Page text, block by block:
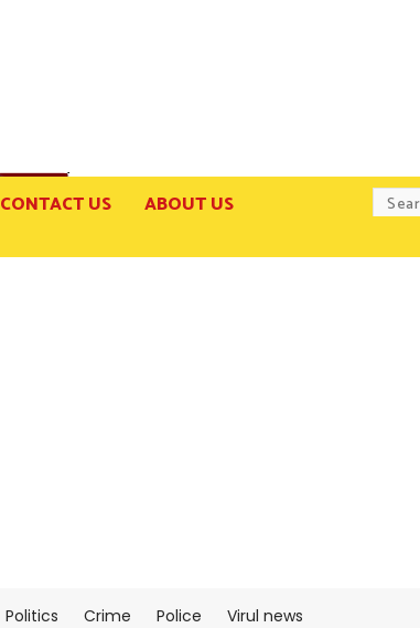
CONTACT US
ABOUT US
Politics Crime Police Virul news